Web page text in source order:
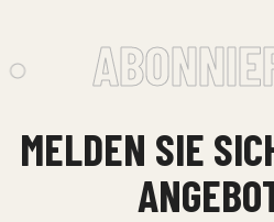
MELDEN SIE